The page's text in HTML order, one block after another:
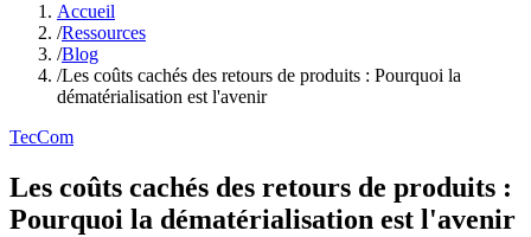
Accueil
/Ressources
/Blog
/Les coûts cachés des retours de produits : Pourquoi la
dématérialisation est l'avenir
TecCom
Les coûts cachés des retours de produits :
Pourquoi la dématérialisation est l'avenir